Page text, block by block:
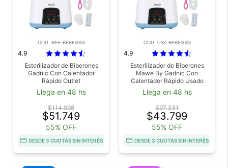
COD. REF-BEBE0003
4.9
Esterilizador de Biberones
Gadnic Con Calentador
Rápido Outlet
Llega en 48 hs
$114.998
$51.749
55% OFF
DESDE 3 CUOTAS SIN INTERÉS
COD. USA-BEBE0003
4.9
Esterilizador de Biberones
Mawe By Gadnic Con
Calentador Rápido Usado
Llega en 48 hs
$97.331
$43.799
55% OFF
DESDE 3 CUOTAS SIN INTERÉS